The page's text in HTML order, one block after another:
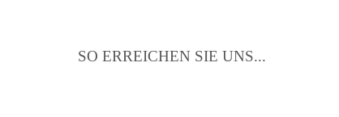
SO ERREICHEN SIE UNS...